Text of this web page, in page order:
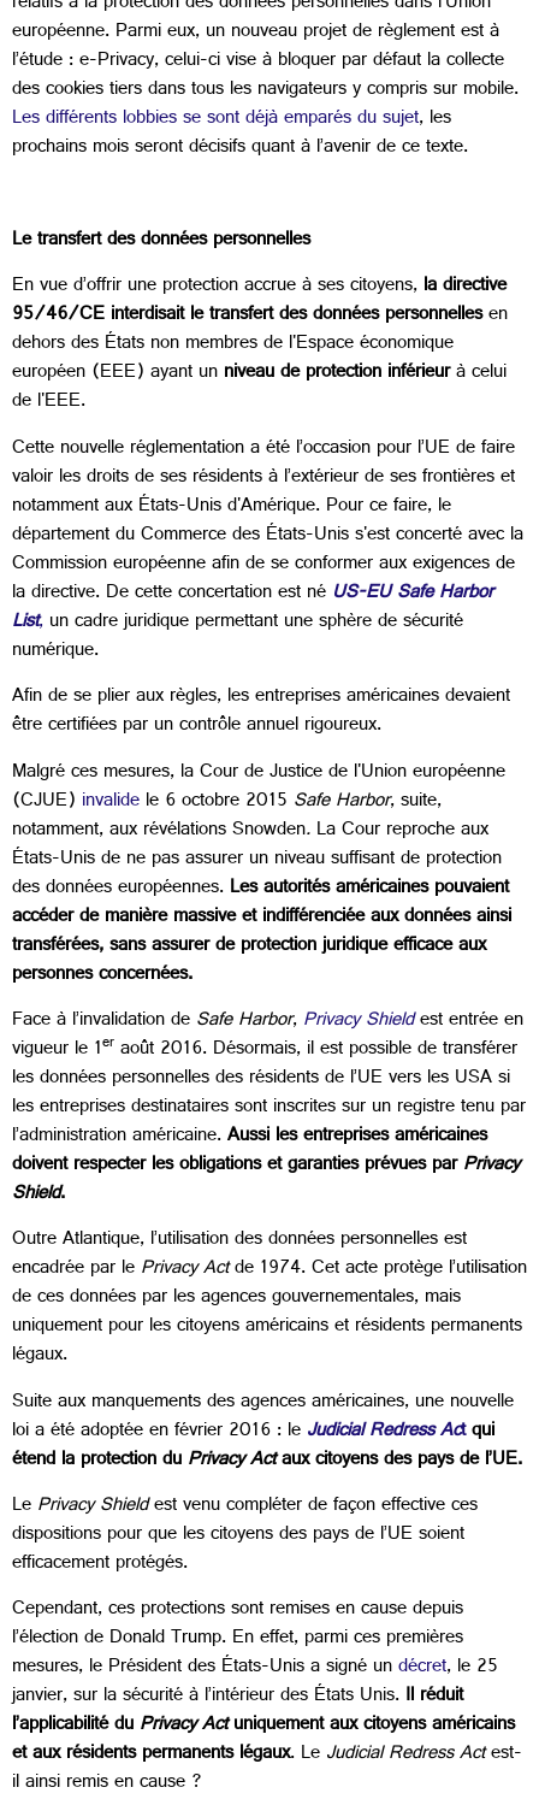
européenne. Parmi eux, un nouveau projet de règlement est à
l’étude : e-Privacy, celui-ci vise à bloquer par défaut la collecte
des cookies tiers dans tous les navigateurs y compris sur mobile.
Les différents lobbies se sont déjà emparés du sujet, les
prochains mois seront décisifs quant à l’avenir de ce texte.
Le transfert des données personnelles
En vue d’offrir une protection accrue à ses citoyens,la directive
95/46/CE interdisait le transfert des données personnellesen
dehors des États non membres de l'Espace économique
européen (EEE) ayant unniveau de protection inférieurà celui
de l'EEE.
Cette nouvelle réglementation a été l’occasion pour l’UE de faire
valoir les droits de ses résidents à l’extérieur de ses frontières et
notamment aux États-Unis d'Amérique. Pour ce faire, le
département du Commerce des États-Unis s'est concerté avec la
Commission européenne afin de se conformer aux exigences de
la directive. De cette concertation est né US-EU Safe Harbor
List, un cadre juridique permettant une sphère de sécurité
numérique.
Afin de se plier aux règles, les entreprises américaines devaient
être certifiées par un contrôle annuel rigoureux.
Malgré ces mesures, la Cour de Justice de l'Union européenne
(CJUE) invalidele 6 octobre 2015 Safe Harbor, suite,
notamment, aux révélations Snowden.La Cour reproche aux
États-Unis de ne pas assurer un niveau suffisant de protection
des données européennes.Les autorités américaines pouvaient
accéder de manière massive et indifférenciée aux données ainsi
transférées, sans assurer de protection juridique efficace aux
personnes concernées.
Face à l’invalidation deSafe Harbor,Privacy Shieldest entrée en
vigueur le 1er août 2016. Désormais, il est possible de transférer
les données personnelles des résidents de l’UE vers les USA si
les entreprises destinataires sont inscrites sur un registre tenu par
l’administration américaine.Aussi les entreprises américaines
doivent respecter les obligations et garanties prévues parPrivacy
Shield.
Outre Atlantique, l’utilisation des données personnelles est
encadrée par lePrivacy Actde 1974. Cet acte protège l’utilisation
de ces données par les agences gouvernementales, mais
uniquement pour les citoyens américains et résidents permanents
légaux.
Suite aux manquements des agences américaines, une nouvelle
loi a été adoptée en février 2016 : leJudicial Redress Actqui
étend la protection duPrivacy Actaux citoyens des pays de l’UE.
LePrivacy Shieldest venu compléter de façon effective ces
dispositions pour que les citoyens des pays de l’UE soient
efficacement protégés.
Cependant, ces protections sont remises en cause depuis
l’élection de Donald Trump. En effet, parmi ces premières
mesures, le Président des États-Unis a signé undécret, le 25
janvier, sur la sécurité à l’intérieur des États Unis.Il réduit
l’applicabilité duPrivacy Actuniquement aux citoyens américains
et aux résidents permanents légaux. LeJudicial Redress Actest-
il ainsi remis en cause ?